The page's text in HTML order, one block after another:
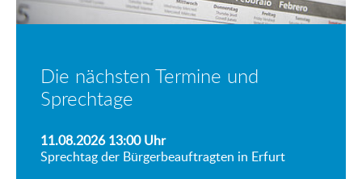
Die nächsten Termine und
Sprechtage
11.08.2026 13:00Uhr
Sprechtag der Bürgerbeauftragten in Erfurt